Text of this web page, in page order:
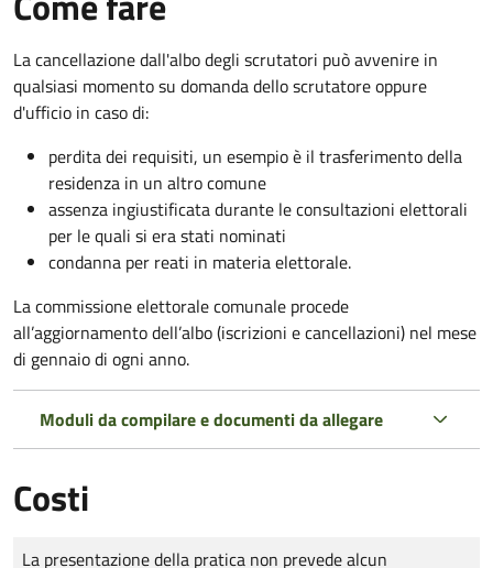
La cancellazione dall'albo degli scrutatori può avvenire in
qualsiasi momento su domanda dello scrutatore oppure
d'ufficio in caso di:
perdita dei requisiti, un esempio è il trasferimento della
residenza in un altro comune
assenza ingiustificata durante le consultazioni elettorali
per le quali si era stati nominati
condanna per reati in materia elettorale.
La commissione elettorale comunale procede
all’aggiornamento dell’albo (iscrizioni e cancellazioni) nel mese
di gennaio di ogni anno.
Moduli da compilare e documenti da allegare
Costi
Tipo di pagamento
Importo
La presentazione della pratica non prevede alcun